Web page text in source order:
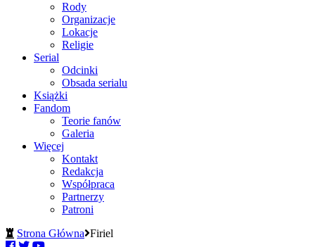
Rody
Organizacje
Lokacje
Religie
Serial
Odcinki
Obsada serialu
Książki
Fandom
Teorie fanów
Galeria
Więcej
Kontakt
Redakcja
Współpraca
Partnerzy
Patroni
Strona Główna Firiel